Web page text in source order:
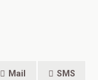
Mail SMS